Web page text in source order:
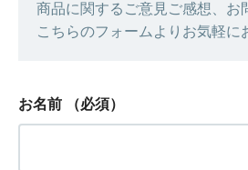
商品に関するご意見ご感想、お
こちらのフォームよりお気軽に
お名前 （必須）